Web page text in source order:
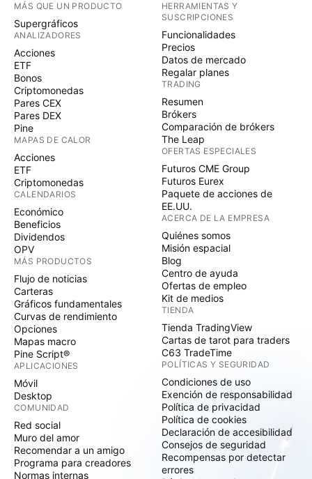
MÁS QUE UN PRODUCTO
Supergráficos
ANALIZADORES
Acciones
ETF
Bonos
Criptomonedas
Pares CEX
Pares DEX
Pine
MAPAS DE CALOR
Acciones
ETF
Criptomonedas
CALENDARIOS
Económico
Beneficios
Dividendos
OPV
MÁS PRODUCTOS
Flujo de noticias
Carteras
Gráficos fundamentales
Curvas de rendimiento
Opciones
Mapas macro
Pine Script®
APLICACIONES
Móvil
Desktop
COMUNIDAD
Red social
Muro del amor
Recomendar a un amigo
Programa para creadores
Normas internas
HERRAMIENTAS Y
SUSCRIPCIONES
Funcionalidades
Precios
Datos de mercado
Regalar planes
TRADING
Resumen
Brókers
Comparación de brókers
The Leap
OFERTAS ESPECIALES
Futuros CME Group
Futuros Eurex
Paquete de acciones de
EE.UU.
ACERCA DE LA EMPRESA
Quiénes somos
Misión espacial
Blog
Centro de ayuda
Ofertas de empleo
Kit de medios
TIENDA
Tienda TradingView
Cartas de tarot para traders
C63 TradeTime
POLÍTICAS Y SEGURIDAD
Condiciones de uso
Exención de responsabilidad
Política de privacidad
Política de cookies
Declaración de accesibilidad
Consejos de seguridad
Recompensas por detectar
errores